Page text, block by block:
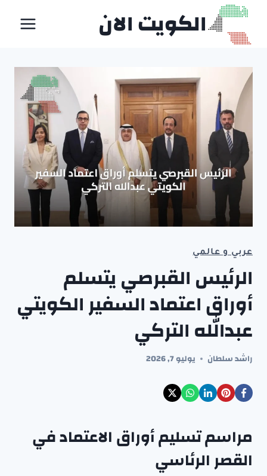
التجاوز
المحتوى
الكويت الان
عربي و عالمي
الرئيس القبرصي يتسلم
أوراق اعتماد السفير الكويتي
عبدالله التركي
راشد سلطان يوليو 7, 2026
مراسم تسليم أوراق الاعتماد في
القصر الرئاسي